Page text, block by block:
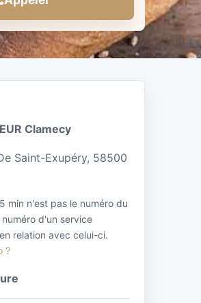
Clamecy
Saint-Exupéry, 58500
min n'est pas le numéro du
d'un service
relation avec celui-ci.
?